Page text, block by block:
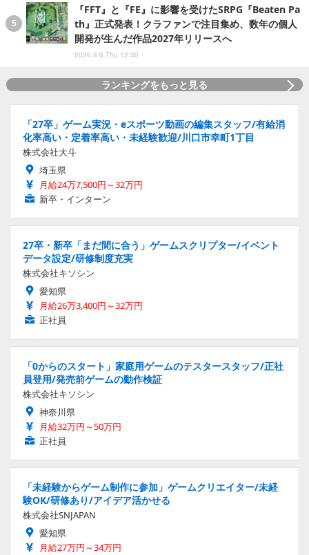
『FFT』と『FE』に影響を受けたSRPG『Beaten Pa
th』正式発表！クラファンで注目集め、数年の個人
開発が生んだ作品2027年リリースへ
2026.8.6 Thu 12:30
ランキングをもっと見る
「27卒」ゲーム実況・eスポーツ動画の編集スタッフ/有給消
化率高い・定着率高い・未経験歓迎/川口市幸町1丁目
株式会社大斗
埼玉県
月給24万7,500円～32万円
新卒・インターン
27卒・新卒「まだ間に合う」ゲームスクリプター/イベント
データ設定/研修制度充実
株式会社キソシン
愛知県
月給26万3,400円～32万円
正社員
「0からのスタート」家庭用ゲームのテスタースタッフ/正社
員登用/発売前ゲームの動作検証
株式会社キソシン
神奈川県
月給32万円～50万円
正社員
「未経験からゲーム制作に参加」ゲームクリエイター/未経
験OK/研修あり/アイデア活かせる
株式会社SNJAPAN
愛知県
月給27万円～34万円